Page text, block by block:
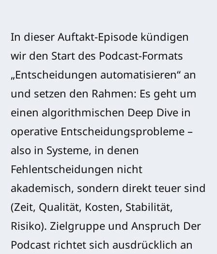
In dieser Auftakt-Episode kündigen
wir den Start des Podcast-Formats
„Entscheidungen automatisieren“ an
und setzen den Rahmen: Es geht um
einen algorithmischen Deep Dive in
operative Entscheidungsprobleme –
also in Systeme, in denen
Fehlentscheidungen nicht
akademisch, sondern direkt teuer sind
(Zeit, Qualität, Kosten, Stabilität,
Risiko). Zielgruppe und Anspruch Der
Podcast richtet sich ausdrücklich an